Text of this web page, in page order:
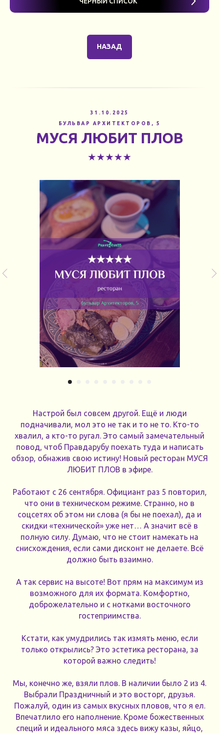
НАЗАД
31.10.2025
БУЛЬВАР АРХИТЕКТОРОВ, 5
МУСЯ ЛЮБИТ ПЛОВ
★★★★★
Настрой был совсем другой. Ещё и люди
подначивали, мол это не так и то не то. Кто-то
хвалил, а кто-то ругал. Это самый замечательный
повод, чтоб Правдарубу поехать туда и написать
обзор, обнажив свою истину! Новый ресторан МУСЯ
ЛЮБИТ ПЛОВ в эфире.
Работают с 26 сентября. Официант раз 5 повторил,
что они в техническом режиме. Странно, но в
соцсетях об этом ни слова (я бы не поехал), да и
скидки «технической» уже нет… А значит всё в
полную силу. Думаю, что не стоит намекать на
снисхождения, если сами дисконт не делаете. Всё
должно быть взаимно.
А так сервис на высоте! Вот прям на максимум из
возможного для их формата. Комфортно,
доброжелательно и с нотками восточного
гостеприимства.
Кстати, как умудрились так измять меню, если
только открылись? Это эстетика ресторана, за
которой важно следить!
Мы, конечно же, взяли плов. В наличии было 2 из 4.
Выбрали Праздничный и это восторг, друзья.
Пожалуй, один из самых вкусных пловов, что я ел.
Впечатлило его наполнение. Кроме божественных
специй и идеального мяса здесь вижу казы, яйцо,